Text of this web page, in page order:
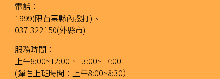
電話：
1999(限苗栗縣內撥打)、
037-322150(外縣市)
服務時間：
上午8:00~12:00、13:00~17:00
(彈性上班時間：上午8:00~8:30）